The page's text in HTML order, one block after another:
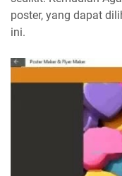
poster, yang dapat
ini.